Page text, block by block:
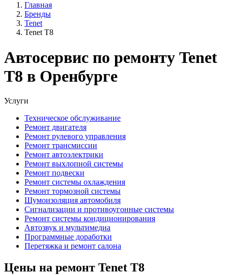
Главная
Бренды
Tenet
Tenet T8
Автосервис по ремонту Tenet
T8 в Оренбурге
Услуги
Техническое обслуживание
Ремонт двигателя
Ремонт рулевого управления
Ремонт трансмиссии
Ремонт автоэлектрики
Ремонт выхлопной системы
Ремонт подвески
Ремонт системы охлаждения
Ремонт тормозной системы
Шумоизоляция автомобиля
Сигнализации и противоугонные системы
Ремонт системы кондиционирования
Автозвук и мультимедиа
Программные доработки
Перетяжка и ремонт салона
Цены на ремонт Tenet T8